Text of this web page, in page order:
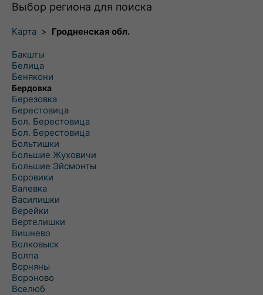
Выбор региона для поиска
Карта > Гродненская обл.
Бакшты
Белица
Бенякони
Бердовка
Березовка
Берестовица
Бол. Берестовица
Бол. Берестовица
Больтишки
Большие Жуховичи
Большие Эйсмонты
Боровики
Валевка
Василишки
Верейки
Вертелишки
Вишнево
Волковыск
Волпа
Ворняны
Вороново
Вселюб